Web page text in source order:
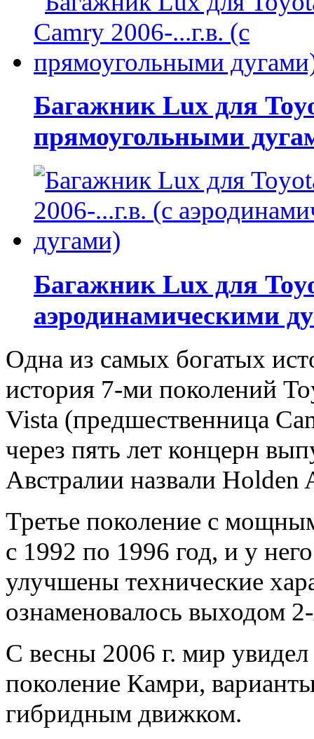
Багажник Lux для
прямоугольными
Багажник Lux для
аэродинамическими
Одна из самых богатых
история 7-ми поколений
Vista (предшественница
через пять лет концерн
Австралии назвали Holden
Третье поколение с
с 1992 по 1996 год, и у
улучшены технические
ознаменовалось выходом
С весны 2006 г. мир
поколение Камри,
гибридным движком.